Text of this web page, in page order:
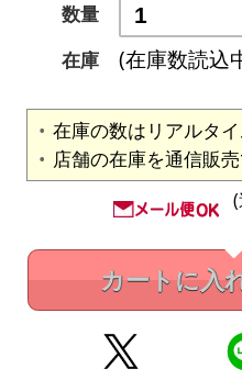
数量
在庫
(在庫数読込
在庫の数はリアルタイ
店舗の在庫を通信販
カートに入